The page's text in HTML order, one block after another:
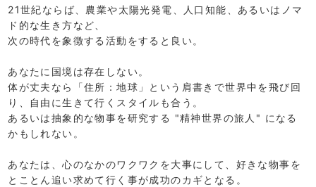
21世紀ならば、農業や太陽光発電、人口知能、あるいはノマ
ド的な生き方など、
次の時代を象徴する活動をすると良い。
あなたに国境は存在しない。
体が丈夫なら「住所：地球」という肩書きで世界中を飛び回
り、自由に生きて行くスタイルも合う。
あるいは抽象的な物事を研究する "精神世界の旅人" になる
かもしれない。
あなたは、心のなかのワクワクを大事にして、好きな物事を
とことん追い求めて行く事が成功のカギとなる。